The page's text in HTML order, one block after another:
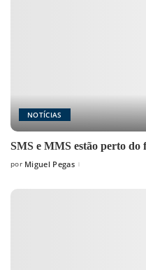
NOTÍCIAS
SMS e MMS estão perto do
Posted
por Miguel Pegas